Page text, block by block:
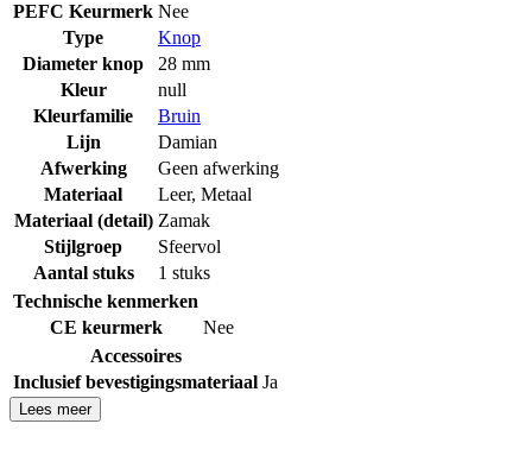
PEFC Keurmerk Nee
Type
Knop
Diameter knop
28 mm
Kleur
null
Kleurfamilie
Bruin
Lijn
Damian
Afwerking
Geen afwerking
Materiaal
Leer, Metaal
Materiaal (detail) Zamak
Stijlgroep
Sfeervol
Aantal stuks
1 stuks
Technische kenmerken
CE keurmerk
Nee
Accessoires
Inclusief bevestigingsmateriaal Ja
Lees meer